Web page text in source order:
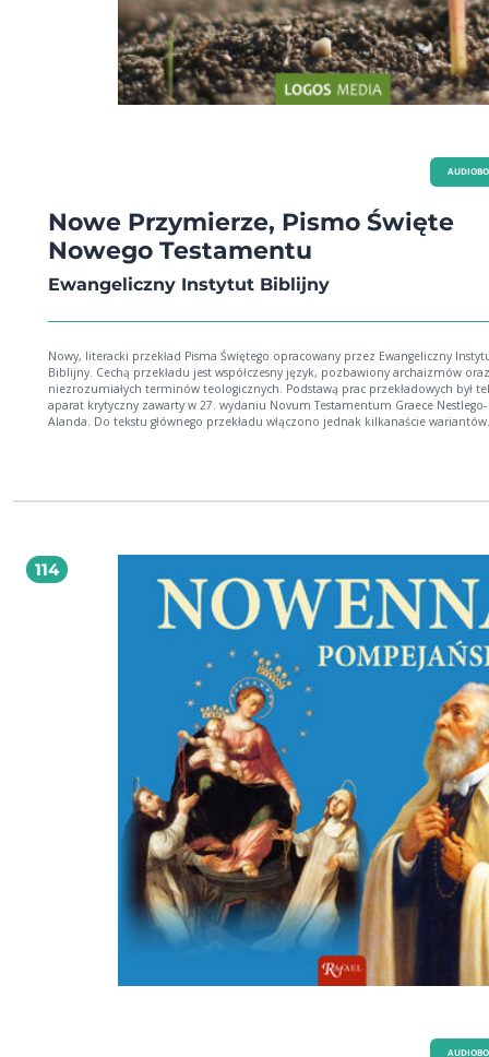
Nowe Przymierze, Pismo Święte
Nowego Testamentu
Ewangeliczny Instytut Biblijny
Nowy, literacki przekład Pisma Świętego opracowany przez Ewangeliczny
Biblijny. Cechą przekładu jest współczesny język, pozbawiony archaizmów oraz
niezrozumiałych terminów teologicznych. Podstawą prac przekładowych był tekst i
aparat krytyczny zawarty w 27. wydaniu Novum Testamentum Graece Nestlego-
Alanda. Do tekstu głównego przekładu włączono jednak kilkanaście wariantów
114